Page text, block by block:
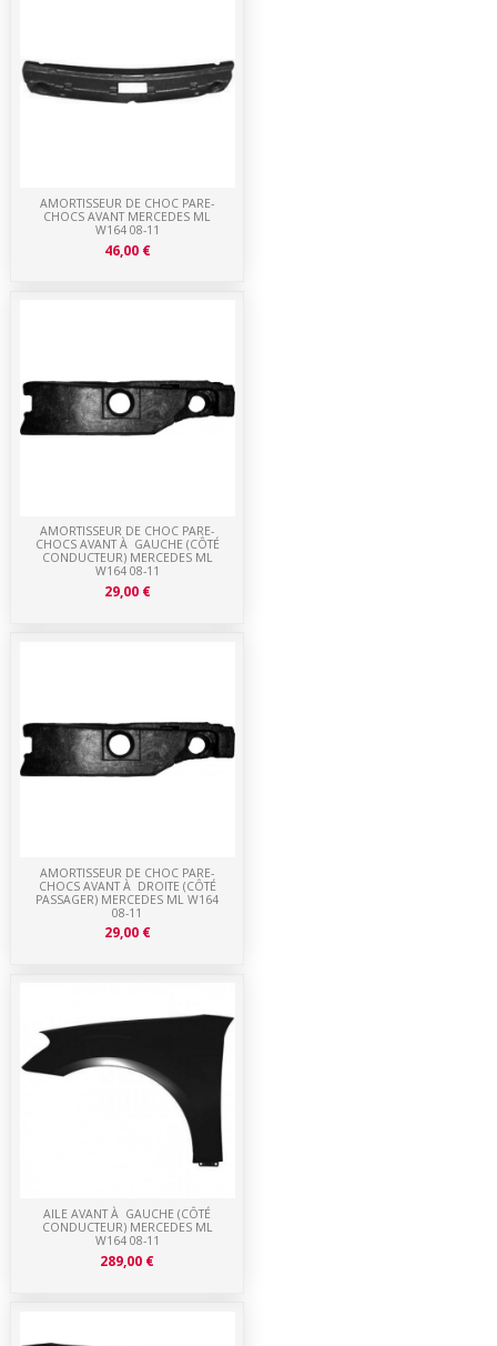
AILE AVANT À GAUCHE (CÔTÉ
CONDUCTEUR) MERCEDES ML
W164 08-11
289,00 €
AMORTISSEUR DE CHOC PARE-
CHOCS AVANT À DROITE (CÔTÉ
PASSAGER) MERCEDES ML W164
08-11
29,00 €
AMORTISSEUR DE CHOC PARE-
CHOCS AVANT À GAUCHE (CÔTÉ
CONDUCTEUR) MERCEDES ML
W164 08-11
29,00 €
AMORTISSEUR DE CHOC PARE-
CHOCS AVANT MERCEDES ML
W164 08-11
46,00 €